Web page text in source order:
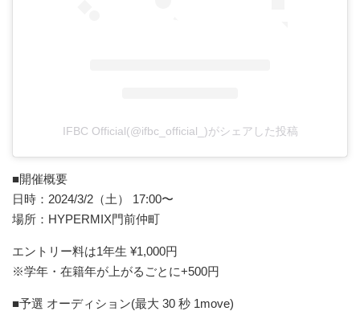
IFBC Official(@ifbc_official_)がシェアした投稿
■開催概要
日時：2024/3/2（土） 17:00〜
場所：HYPERMIX門前仲町
エントリー料は1年生 ¥1,000円
※学年・在籍年が上がるごとに+500円
■予選 オーディション(最大 30 秒 1move)